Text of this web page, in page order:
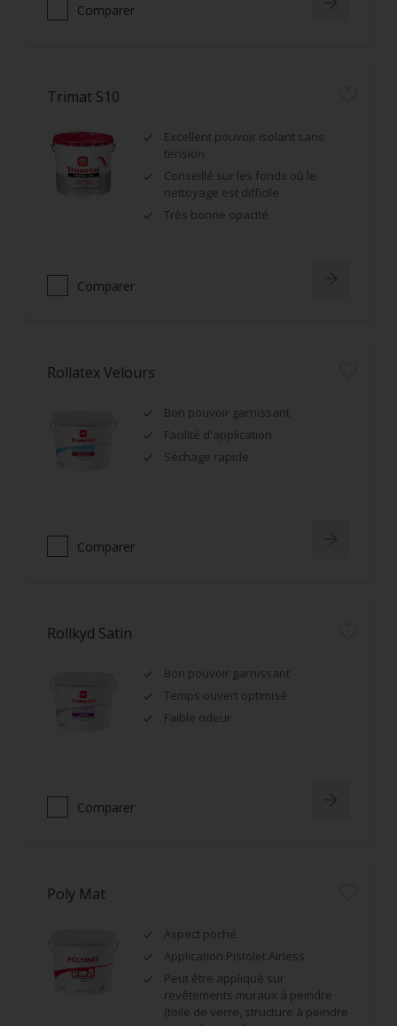
Comparer
Trimat S10
Excellent pouvoir isolant sans
tension
Conseillé sur les fonds où le
nettoyage est difficile
Très bonne opacité
Comparer
Rollatex Velours
Bon pouvoir garnissant
Facilité d'application
Séchage rapide
Comparer
Rollkyd Satin
Bon pouvoir garnissant
Temps ouvert optimisé
Faible odeur
Comparer
Poly Mat
Aspect poché.
Application Pistolet Airless.
Peut être appliqué sur
revêtements muraux à peindre
(toile de verre, structure à peindre